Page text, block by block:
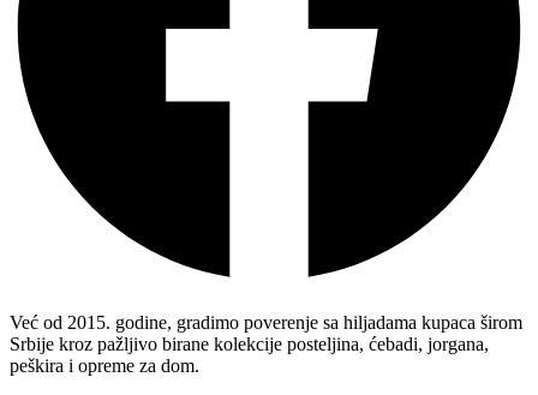
Već od 2015. godine, gradimo poverenje sa hiljadama kupaca širom
Srbije kroz pažljivo birane kolekcije posteljina, ćebadi, jorgana,
peškira i opreme za dom.